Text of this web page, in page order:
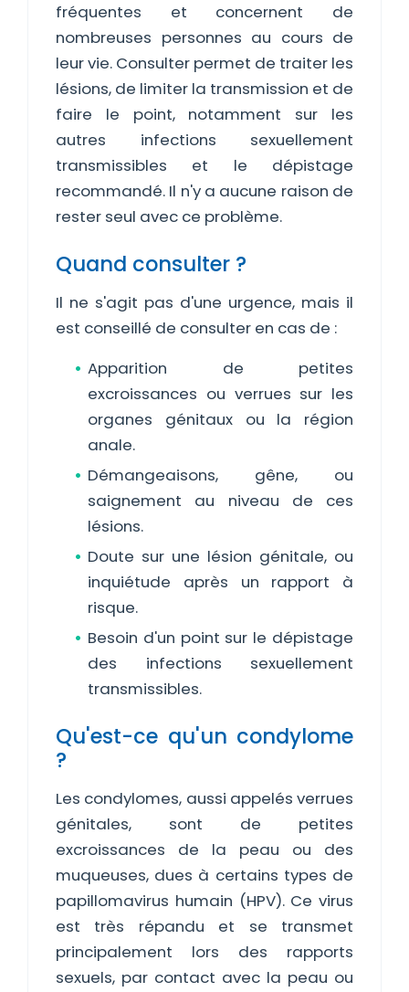
fréquentes et concernent de
nombreuses personnes au cours de
leur vie. Consulter permet de traiter les
lésions, de limiter la transmission et de
faire le point, notamment sur les
autres infections sexuellement
transmissibles et le dépistage
recommandé. Il n'y a aucune raison de
rester seul avec ce problème.
Quand consulter ?
Il ne s'agit pas d'une urgence, mais il
est conseillé de consulter en cas de :
Apparition de petites
excroissances ou verrues sur les
organes génitaux ou la région
anale.
Démangeaisons, gêne, ou
saignement au niveau de ces
lésions.
Doute sur une lésion génitale, ou
inquiétude après un rapport à
risque.
Besoin d'un point sur le dépistage
des infections sexuellement
transmissibles.
Qu'est-ce qu'un condylome
?
Les condylomes, aussi appelés verrues
génitales, sont de petites
excroissances de la peau ou des
muqueuses, dues à certains types de
papillomavirus humain (HPV). Ce virus
est très répandu et se transmet
principalement lors des rapports
sexuels, par contact avec la peau ou